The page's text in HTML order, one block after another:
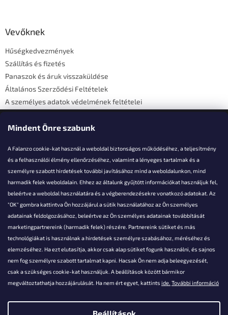
Mindent Önre szabunk
A Falanzo cookie-kat használ a weboldal biztonságos működéséhez, a teljesítmény
és a felhasználói élmény ellenőrzéséhez, valamint a lényeges tartalmak és a
személyre szabott hirdetések további javításához mind a weboldalunkon, mind
harmadik felek weboldalain. Ehhez az általunk gyűjtött információkat használjuk fel,
beleértve a weboldal használatára és a végberendezésekre vonatkozó adatokat. Az
"OK" gombra kattintva Ön hozzájárul a sütik használatához az Ön személyes
adatainak feldolgozásához, beleértve az Ön személyes adatainak továbbítását
marketingpartnereink (harmadik felek) részére. Partnereink sütiket és más
technológiákat is használnak a hirdetések személyre szabásához, méréséhez és
elemzéséhez. Ha ezt elutasítja, akkor csak alap sütiket fogunk használni, és sajnos
nem fog személyre szabott tartalmat kapni. Hacsak Ön nem adja beleegyezését,
csak a szükséges cookie-kat használjuk. A beállítások között bármikor
megváltoztathatja hozzájárulását. Ha nem ért egyet, kattints ide. További információ
Vevőknek
Hűségkedvezmények
Szállítás és fizetés
Panaszok és áruk visszaküldése
Általános Szerződési Feltételek
A személyes adatok védelmének feltételei
Elérhetőségi adatok
Akarsz kérdezni valamit?
info@falanzo.hu